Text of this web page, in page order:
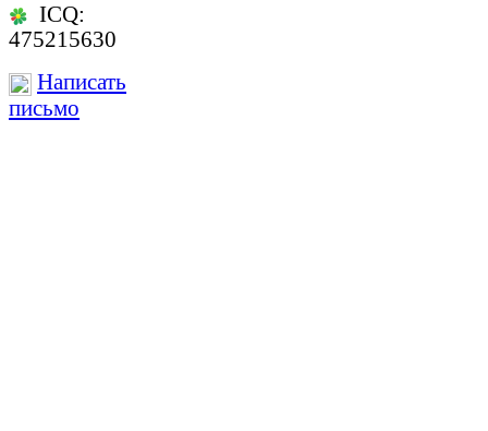
ICQ:
475215630
Написать
письмо